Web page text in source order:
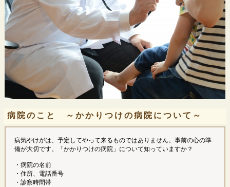
病院のこと ～かかりつけの病院について～
病気やけがは、予定してやって来るものではありません。事前の心の準
備が大切です。「かかりつけの病院」について知っていますか？
・病院の名前
・住所、電話番号
・診察時間帯